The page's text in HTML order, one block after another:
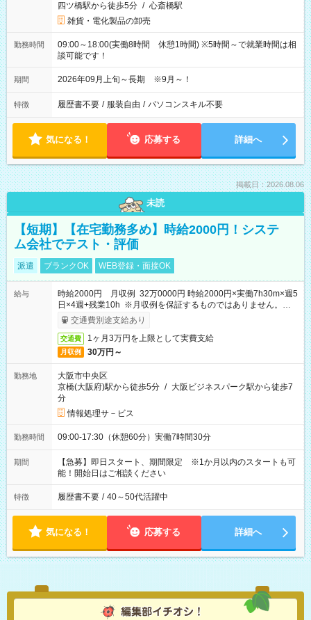
四ツ橋駅から徒歩5分 / 心斎橋駅
雑貨・電化製品の卸売
勤務時間
09:00～18:00(実働8時間 休憩1時間) ※5時間～で就業時間は相
談可能です！
期間 2026年09月上旬～長期 ※9月～！
特徴 履歴書不要 / 服装自由 / パソコンスキル不要
気になる！ 応募する 詳細へ
掲載日：2026.08.06
未読
【短期】【在宅勤務多め】時給2000円！システ
ム会社でテスト・評価
派遣 ブランクOK WEB登録・面接OK
給与
時給2000円 月収例 32万0000円 時給2000円×実働7h30m×週5
日×4週+残業10h ※月収例を保証するものではありません。※給
与即受取りサービス利用可（利用条件有）
交通費別途支給あり
交通費 1ヶ月3万円を上限として実費支給
月収例 30万円～
勤務地
大阪市中央区
京橋(大阪府)駅から徒歩5分 / 大阪ビジネスパーク駅から徒歩7
分
情報処理サ－ビス
勤務時間 09:00-17:30（休憩60分）実働7時間30分
期間
【急募】即日スタート、期間限定 ※1か月以内のスタートも可
能！開始日はご相談ください
特徴 履歴書不要 / 40～50代活躍中
気になる！ 応募する 詳細へ